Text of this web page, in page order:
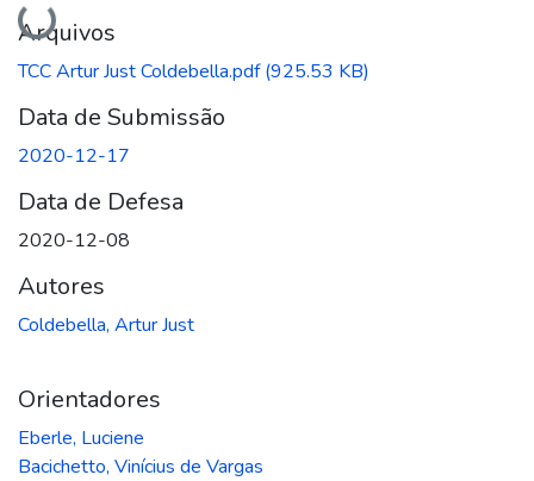
Carregando...
Arquivos
TCC Artur Just Coldebella.pdf(925.53 KB)
Data de Submissão
2020-12-17
Data de Defesa
2020-12-08
Autores
Coldebella, Artur Just
Orientadores
Eberle, Luciene
Bacichetto, Vinícius de Vargas